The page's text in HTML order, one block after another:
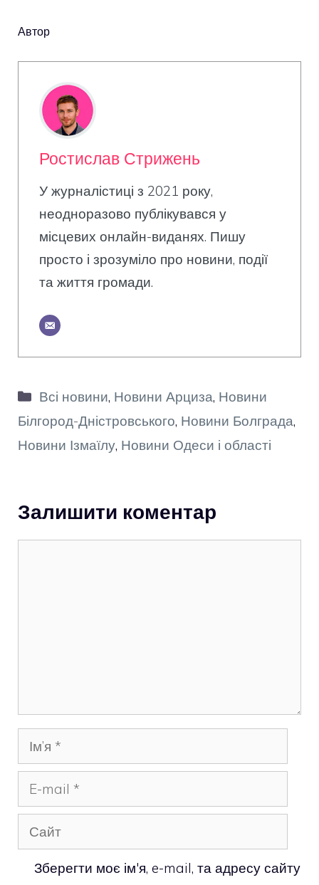
Автор
Ростислав Стрижень
У журналістиці з 2021 року,
неодноразово публікувався у
місцевих онлайн-виданях. Пишу
просто і зрозуміло про новини, події
та життя громади.
Категорії
Всі новини, Новини Арциза, Новини
Білгород-Дністровського, Новини Болграда,
Новини Ізмаїлу, Новини Одеси і області
Залишити коментар
Ім’я
mail
Сайт
Зберегти моє ім'я, e-mail, та адресу сайту